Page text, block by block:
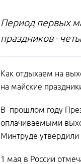
Период первых
праздников -
Как отдыхаем на
на майские
В прошлом году
оплачиваемыми
Минтруде
1 мая в России